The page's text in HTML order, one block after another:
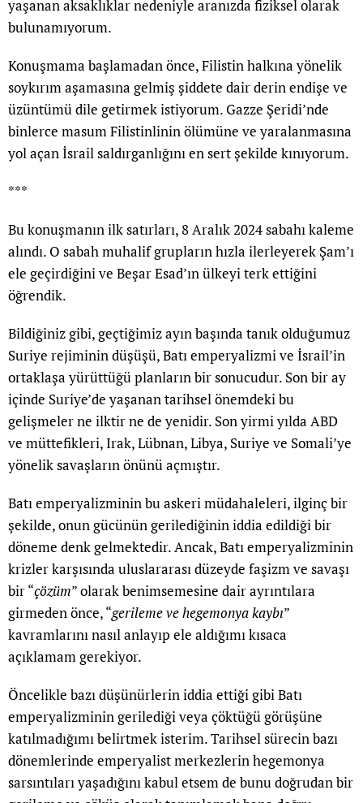
yaşanan aksaklıklar nedeniyle aranızda fiziksel olarak
bulunamıyorum.
Konuşmama başlamadan önce, Filistin halkına yönelik
soykırım aşamasına gelmiş şiddete dair derin endişe ve
üzüntümü dile getirmek istiyorum. Gazze Şeridi’nde
binlerce masum Filistinlinin ölümüne ve yaralanmasına
yol açan İsrail saldırganlığını en sert şekilde kınıyorum.
***
Bu konuşmanın ilk satırları, 8 Aralık 2024 sabahı kaleme
alındı. O sabah muhalif grupların hızla ilerleyerek Şam’ı
ele geçirdiğini ve Beşar Esad’ın ülkeyi terk ettiğini
öğrendik.
Bildiğiniz gibi, geçtiğimiz ayın başında tanık olduğumuz
Suriye rejiminin düşüşü, Batı emperyalizmi ve İsrail’in
ortaklaşa yürüttüğü planların bir sonucudur. Son bir ay
içinde Suriye’de yaşanan tarihsel önemdeki bu
gelişmeler ne ilktir ne de yenidir. Son yirmi yılda ABD
ve müttefikleri, Irak, Lübnan, Libya, Suriye ve Somali’ye
yönelik savaşların önünü açmıştır.
Batı emperyalizminin bu askeri müdahaleleri, ilginç bir
şekilde, onun gücünün gerilediğinin iddia edildiği bir
döneme denk gelmektedir. Ancak, Batı emperyalizminin
krizler karşısında uluslararası düzeyde faşizm ve savaşı
bir “çözüm” olarak benimsemesine dair ayrıntılara
girmeden önce, “gerileme ve hegemonya kaybı”
kavramlarını nasıl anlayıp ele aldığımı kısaca
açıklamam gerekiyor.
Öncelikle bazı düşünürlerin iddia ettiği gibi Batı
emperyalizminin gerilediği veya çöktüğü görüşüne
katılmadığımı belirtmek isterim. Tarihsel sürecin bazı
dönemlerinde emperyalist merkezlerin hegemonya
sarsıntıları yaşadığını kabul etsem de bunu doğrudan bir